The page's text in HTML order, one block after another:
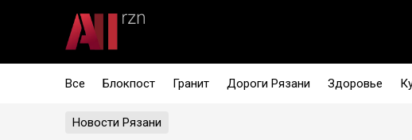
Все Блокпост Гранит Дороги Рязани Здоровье
Новости Рязани